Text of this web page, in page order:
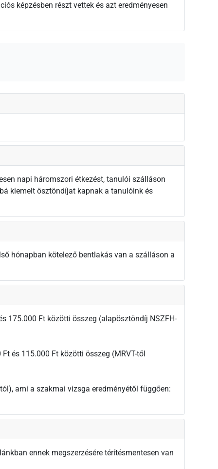
képzésben részt vettek és azt eredményesen
napi háromszori étkezést, tanulói szálláson
kiemelt ösztöndíjat kapnak a tanulóink és
hónapban kötelező bentlakás van a szálláson a
175.000 Ft közötti összeg (alapösztöndíj NSZFH-
és 115.000 Ft közötti összeg (MRVT-től
ami a szakmai vizsga eredményétől függően:
ennek megszerzésére térítésmentesen van